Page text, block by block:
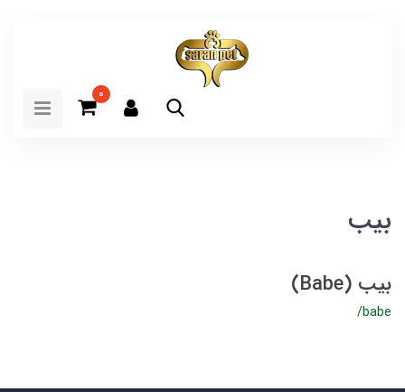
0
بیب
بیب (Babe)
/babe